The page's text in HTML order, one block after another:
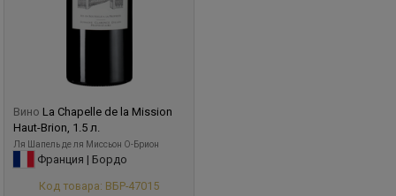
Вино La Chapelle de la Mission
Haut-Brion, 1.5 л.
Ля Шапель де ля Миссьон О-Брион
Франция | Бордо
Код товара: ВБР-47015